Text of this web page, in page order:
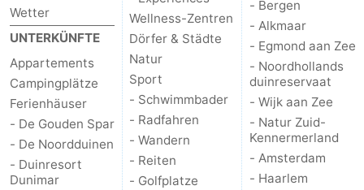
Wetter
UNTERKÜNFTE
Appartements
Campingplätze
Ferienhäuser
- De Gouden Spar
- De Noordduinen
- Duinresort
Dunimar
Wellness-Zentren
Dörfer & Städte
Natur
Sport
- Schwimmbader
- Radfahren
- Wandern
- Reiten
- Golfplatze
- Bergen
- Alkmaar
- Egmond aan Zee
- Noordhollands
duinreservaat
- Wijk aan Zee
- Natur Zuid-
Kennermerland
- Amsterdam
- Haarlem